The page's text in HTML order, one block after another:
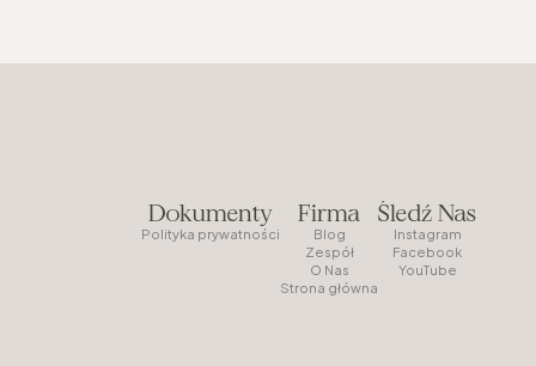
Dokumenty
Polityka prywatności
Firma
Blog
Zespół
O Nas
Strona główna
Śledź Nas
Instagram
Facebook
YouTube